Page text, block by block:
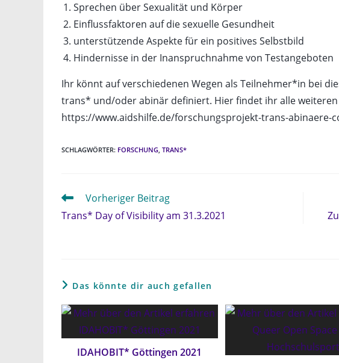
Sprechen über Sexualität und Körper
Einflussfaktoren auf die sexuelle Gesundheit
unterstützende Aspekte für ein positives Selbstbild
Hindernisse in der Inanspruchnahme von Testangeboten
Ihr könnt auf verschiedenen Wegen als Teilnehmer*in bei
trans* und/oder abinär definiert. Hier findet ihr alle
https://www.aidshilfe.de/forschungsprojekt-trans-abinaere-
SCHLAGWÖRTER: FORSCHUNG, TRANS*
Weitere
ansehen
Vorheriger Beitrag
Trans* Day of Visibility am 31.3.2021
Das könnte dir auch gefallen
IDAHOBIT* Göttingen 2021